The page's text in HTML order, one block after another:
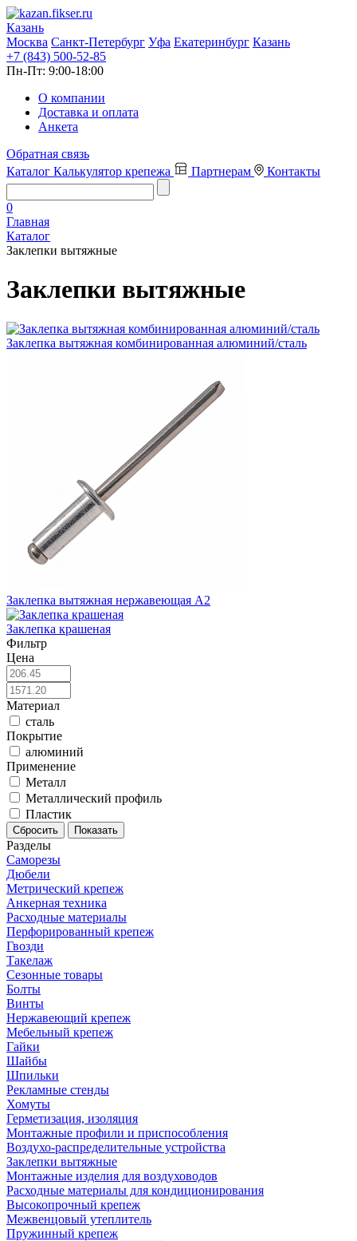
Казань
Москва Санкт-Петербург Уфа Екатеринбург Казань
+7 (843) 500-52-85
Пн-Пт: 9:00-18:00
О компании
Доставка и оплата
Анкета
Обратная связь
Каталог Калькулятор крепежа Партнерам Контакты
0
Главная
Каталог
Заклепки вытяжные
Заклепки вытяжные
Заклепка вытяжная комбинированная алюминий/сталь
Заклепка вытяжная нержавеющая А2
Заклепка крашеная
Фильтр
Цена
Материал
сталь
Покрытие
алюминий
Применение
Металл
Металлический профиль
Пластик
Разделы
Саморезы
Дюбели
Метрический крепеж
Анкерная техника
Расходные материалы
Перфорированный крепеж
Гвозди
Такелаж
Сезонные товары
Болты
Винты
Нержавеющий крепеж
Мебельный крепеж
Гайки
Шайбы
Шпильки
Рекламные стенды
Хомуты
Герметизация, изоляция
Монтажные профили и приспособления
Воздухо-распределительные устройства
Заклепки вытяжные
Монтажные изделия для воздуховодов
Расходные материалы для кондиционирования
Высокопрочный крепеж
Межвенцовый утеплитель
Пружинный крепеж